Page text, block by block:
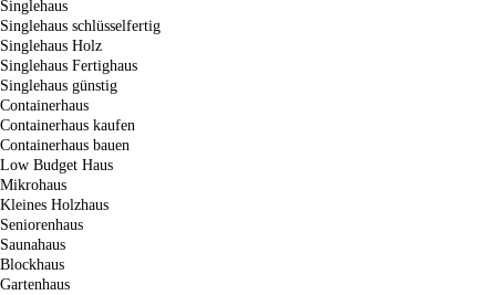
Singlehaus
Singlehaus schlüsselfertig
Singlehaus Holz
Singlehaus Fertighaus
Singlehaus günstig
Containerhaus
Containerhaus kaufen
Containerhaus bauen
Low Budget Haus
Mikrohaus
Kleines Holzhaus
Seniorenhaus
Saunahaus
Blockhaus
Gartenhaus